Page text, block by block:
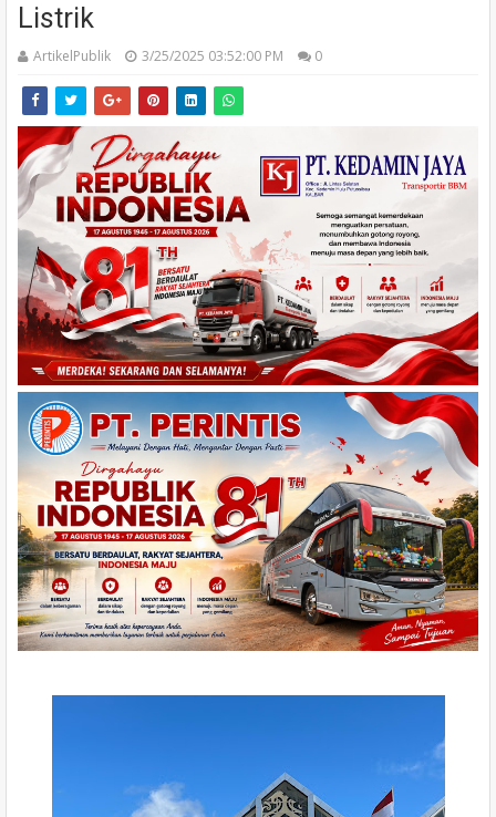
Listrik
ArtikelPublik 3/25/2025 03:52:00 PM 0